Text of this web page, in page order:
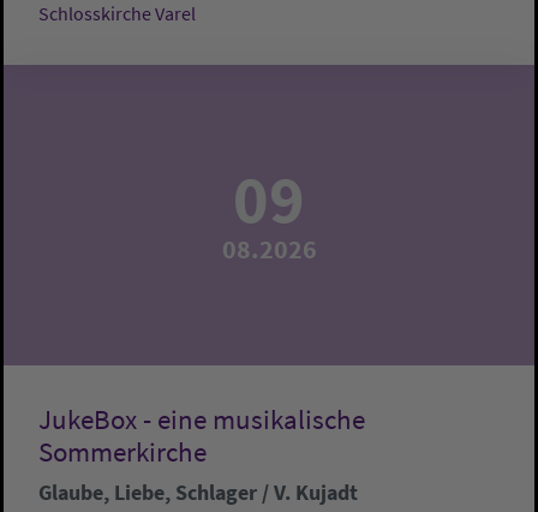
Schlosskirche Varel
09
08.2026
JukeBox - eine musikalische
Sommerkirche
Glaube, Liebe, Schlager / V. Kujadt